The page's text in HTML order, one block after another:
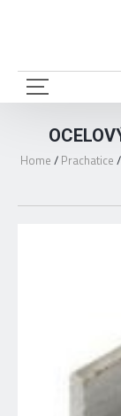
Home / Prachatice /